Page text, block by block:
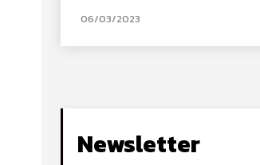
06/03/2023
Newsletter